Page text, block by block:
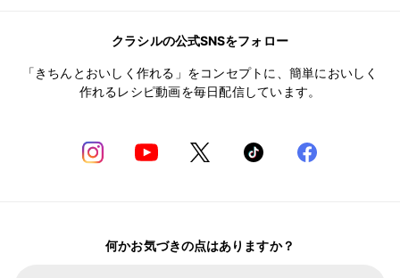
クラシルの公式SNSをフォロー
「きちんとおいしく作れる」をコンセプトに、簡単においしく
作れるレシピ動画を毎日配信しています。
何かお気づきの点はありますか？